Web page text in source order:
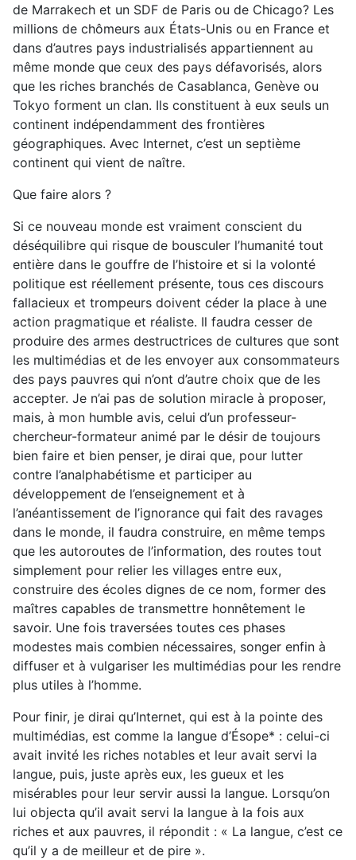
de Marrakech et un SDF de Paris ou de Chicago? Les
millions de chômeurs aux États-Unis ou en France et
dans d’autres pays industrialisés appartiennent au
même monde que ceux des pays défavorisés, alors
que les riches branchés de Casablanca, Genève ou
Tokyo forment un clan. Ils constituent à eux seuls un
continent indépendamment des frontières
géographiques. Avec Internet, c’est un septième
continent qui vient de naître.
Que faire alors ?
Si ce nouveau monde est vraiment conscient du
déséquilibre qui risque de bousculer l’humanité tout
entière dans le gouffre de l’histoire et si la volonté
politique est réellement présente, tous ces discours
fallacieux et trompeurs doivent céder la place à une
action pragmatique et réaliste. Il faudra cesser de
produire des armes destructrices de cultures que sont
les multimédias et de les envoyer aux consommateurs
des pays pauvres qui n’ont d’autre choix que de les
accepter. Je n’ai pas de solution miracle à proposer,
mais, à mon humble avis, celui d’un professeur-
chercheur-formateur animé par le désir de toujours
bien faire et bien penser, je dirai que, pour lutter
contre l’analphabétisme et participer au
développement de l’enseignement et à
l’anéantissement de l’ignorance qui fait des ravages
dans le monde, il faudra construire, en même temps
que les autoroutes de l’information, des routes tout
simplement pour relier les villages entre eux,
construire des écoles dignes de ce nom, former des
maîtres capables de transmettre honnêtement le
savoir. Une fois traversées toutes ces phases
modestes mais combien nécessaires, songer enfin à
diffuser et à vulgariser les multimédias pour les rendre
plus utiles à l’homme.
Pour finir, je dirai qu’Internet, qui est à la pointe des
multimédias, est comme la langue d’Ésope* : celui-ci
avait invité les riches notables et leur avait servi la
langue, puis, juste après eux, les gueux et les
misérables pour leur servir aussi la langue. Lorsqu’on
lui objecta qu’il avait servi la langue à la fois aux
riches et aux pauvres, il répondit : « La langue, c’est ce
qu’il y a de meilleur et de pire ».